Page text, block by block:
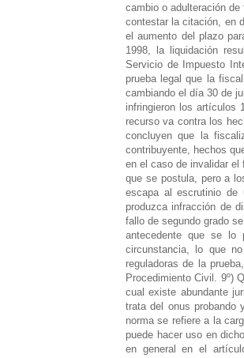
cambio o adulteración
contestar la citación, en
el aumento del plazo
1998, la liquidación
Servicio de Impuesto
prueba legal que la
cambiando el día 30 de
infringieron los artículos
recurso va contra los
concluyen que la
contribuyente, hechos
en el caso de invalidar el
que se postula, pero a
escapa al escrutinio de
produzca infracción de
fallo de segundo grado
antecedente que se lo
circunstancia, lo que
reguladoras de la
Procedimiento Civil. 9º)
cual existe abundante
trata del onus probando
norma se refiere a la
puede hacer uso en
en general en el